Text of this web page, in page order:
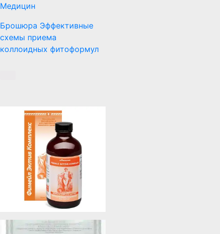
Медицин
Брошюра Эффективные
схемы приема
коллоидных фитоформул